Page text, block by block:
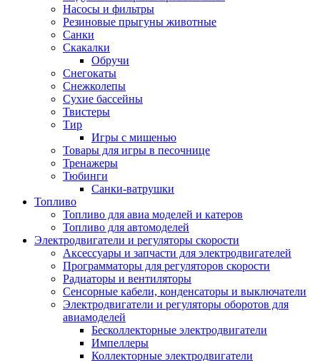
Насосы и фильтры
Резиновые прыгуны животные
Санки
Скакалки
Обручи
Снегокаты
Снежколепы
Сухие бассейны
Твистеры
Тир
Игры с мишенью
Товары для игры в песочнице
Тренажеры
Тюбинги
Санки-ватрушки
Топливо
Топливо для авиа моделей и катеров
Топливо для автомоделей
Электродвигатели и регуляторы скорости
Аксессуары и запчасти для электродвигателей
Программаторы для регуляторов скорости
Радиаторы и вентиляторы
Сенсорные кабели, конденсаторы и выключатели
Электродвигатели и регуляторы оборотов для
авиамоделей
Бесколлекторные электродвигатели
Импеллеры
Коллекторные электродвигатели